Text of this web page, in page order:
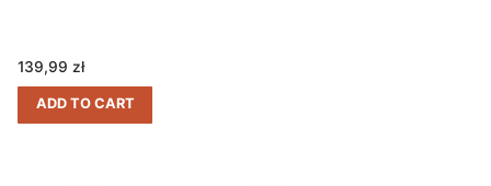
139,99 zł
ADD TO CART